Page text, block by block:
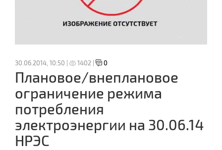
30.06.2014, 10:50 | 1402 | 0
Плановое/внеплановое
ограничение режима
потребления
электроэнергии на 30.06.14
НРЭС